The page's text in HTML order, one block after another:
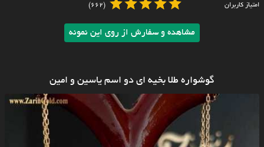
امتیاز کاربران (662)
مشاهده و سفارش از روی این نمونه
گوشواره طلا بخیه ای دو اسم یاسین و امین